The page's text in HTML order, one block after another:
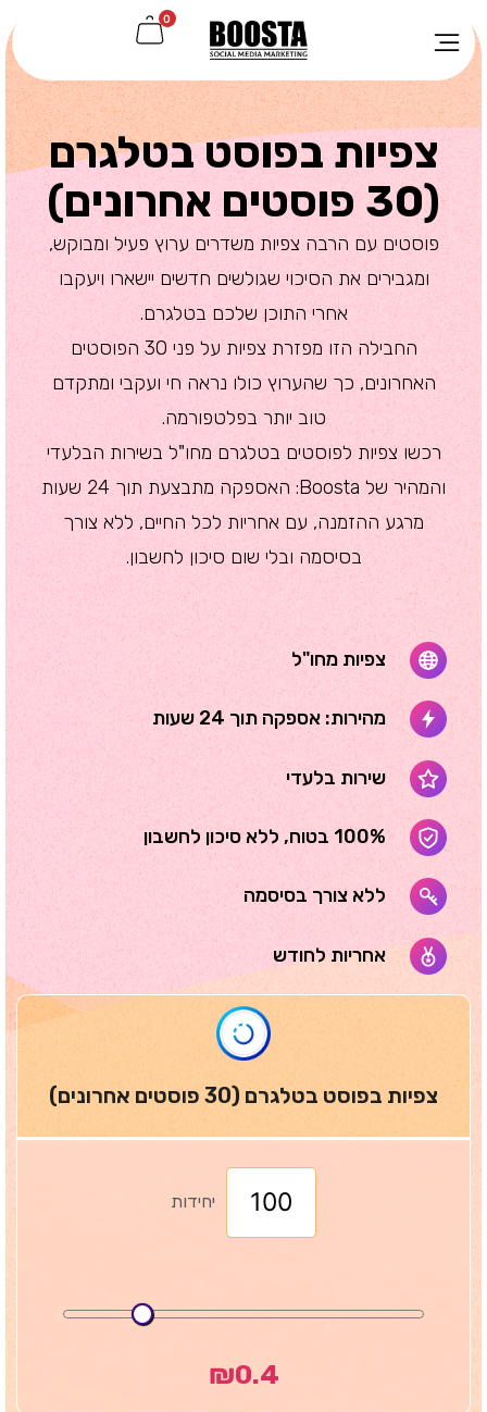
0
צפיות בפוסט בטלגרם
(30 פוסטים אחרונים)
פוסטים עם הרבה צפיות משדרים ערוץ פעיל ומבוקש,
ומגבירים את הסיכוי שגולשים חדשים יישארו ויעקבו
אחרי התוכן שלכם בטלגרם.
החבילה הזו מפזרת צפיות על פני 30 הפוסטים
האחרונים, כך שהערוץ כולו נראה חי ועקבי ומתקדם
טוב יותר בפלטפורמה.
רכשו צפיות לפוסטים בטלגרם מחו"ל בשירות הבלעדי
והמהיר של Boosta: האספקה מתבצעת תוך 24 שעות
מרגע ההזמנה, עם אחריות לכל החיים, ללא צורך
בסיסמה ובלי שום סיכון לחשבון.
צפיות מחו"ל
מהירות: אספקה תוך 24 שעות
שירות בלעדי
100% בטוח, ללא סיכון לחשבון
ללא צורך בסיסמה
אחריות לחודש
צפיות בפוסט בטלגרם (30 פוסטים אחרונים)
יחידות
₪0.4